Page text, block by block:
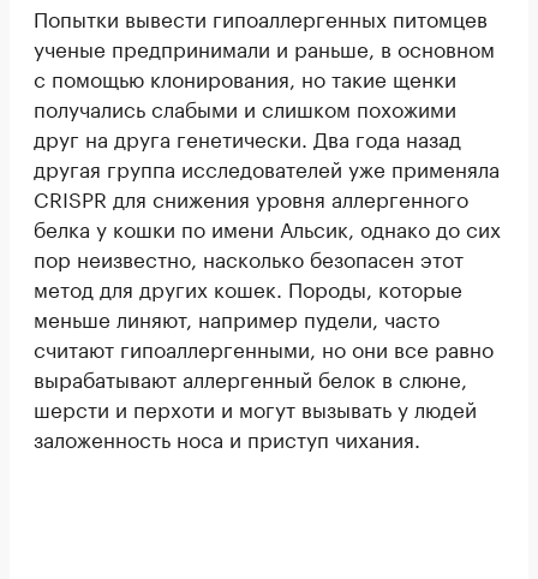
Попытки вывести гипоаллергенных питомцев
ученые предпринимали и раньше, в основном
с помощью клонирования, но такие щенки
получались слабыми и слишком похожими
друг на друга генетически. Два года назад
другая группа исследователей уже применяла
CRISPR для снижения уровня аллергенного
белка у кошки по имени Альсик, однако до сих
пор неизвестно, насколько безопасен этот
метод для других кошек. Породы, которые
меньше линяют, например пудели, часто
считают гипоаллергенными, но они все равно
вырабатывают аллергенный белок в слюне,
шерсти и перхоти и могут вызывать у людей
заложенность носа и приступ чихания.